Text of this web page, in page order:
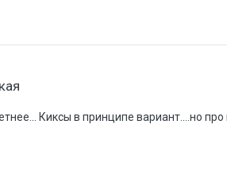
Киксы в принципе вариант....но